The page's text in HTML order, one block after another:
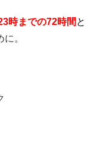
時までの72時間 と
。